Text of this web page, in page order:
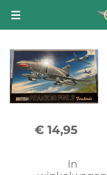
Ga
de
hoofdinhoud
€ 14,95
In